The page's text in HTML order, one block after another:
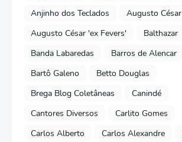
Anjinho dos Teclados
Augusto César
Augusto César 'ex Fevers'
Balthazar
Banda Labaredas
Barros de Alencar
Bartô Galeno
Betto Douglas
Brega Blog Coletâneas
Canindé
Cantores Diversos
Carlito Gomes
Carlos Alberto
Carlos Alexandre